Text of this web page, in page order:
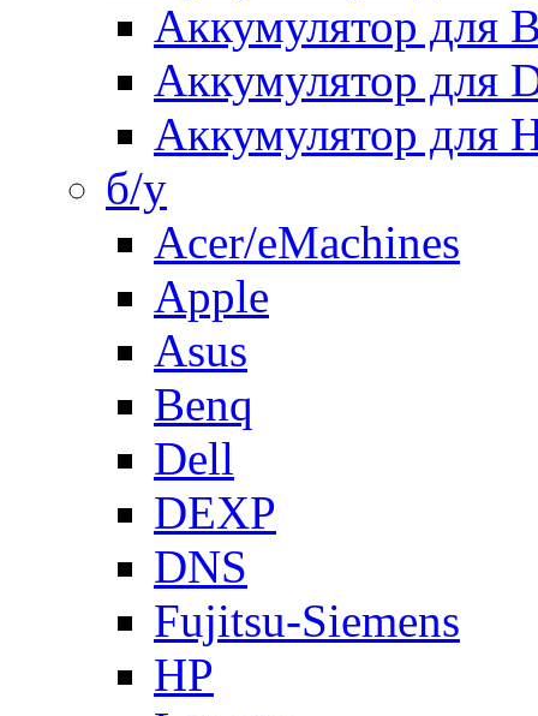
Аккумулятор для
Аккумулятор для
Аккумулятор для
б/у
Acer/eMachines
Apple
Asus
Benq
Dell
DEXP
DNS
Fujitsu-Siemens
HP